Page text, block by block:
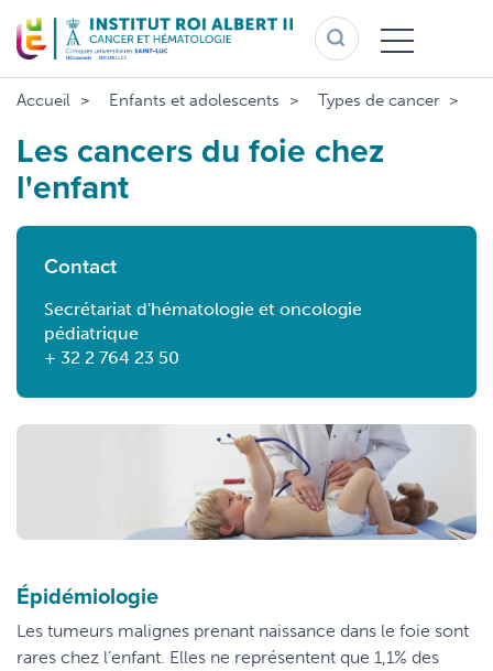
au
contenu
principal
Accueil Enfants et adolescents Types de cancer
Les cancers du foie chez
l'enfant
Contact
Secrétariat d'hématologie et oncologie
pédiatrique
+ 32 2 764 23 50
Épidémiologie
Les tumeurs malignes prenant naissance dans le foie sont
rares chez l’enfant. Elles ne représentent que 1,1% des